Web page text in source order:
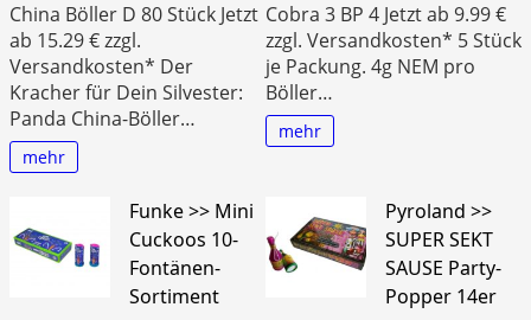
China Böller D 80 Stück Jetzt
ab 15.29 € zzgl.
Versandkosten* Der
Kracher für Dein Silvester:
Panda China-Böller…
mehr
Cobra 3 BP 4 Jetzt ab 9.99 €
zzgl. Versandkosten* 5 Stück
je Packung. 4g NEM pro
Böller…
mehr
Funke >> Mini
Cuckoos 10-
Fontänen-
Sortiment
Pyroland >>
SUPER SEKT
SAUSE Party-
Popper 14er